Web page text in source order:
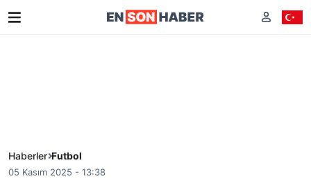
Haberler Futbol
05 Kasım 2025 - 13:38